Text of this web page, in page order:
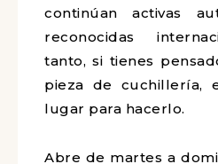
continúan activas
reconocidas
tanto, si tienes
pieza de cuchillería,
lugar para hacerlo.
Abre de martes a